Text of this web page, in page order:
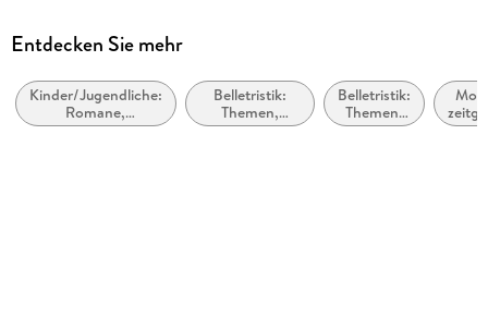
Sprecher/Sprecherin
Verlag/Hersteller
argon
Entdecken Sie mehr
Kinder/Jugendliche:
Romane,
Erzählungen,
Belletristik:
Themen,
Stoffe, Motive:
Belletristik:
Themen,
Stoffe,